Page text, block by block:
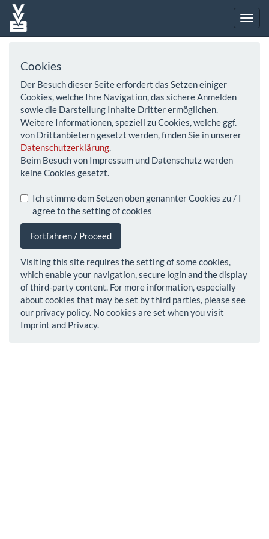
Cookies
Der Besuch dieser Seite erfordert das Setzen einiger
Cookies, welche Ihre Navigation, das sichere Anmelden
sowie die Darstellung Inhalte Dritter ermöglichen.
Weitere Informationen, speziell zu Cookies, welche ggf.
von Drittanbietern gesetzt werden, finden Sie in unserer
Datenschutzerklärung.
Beim Besuch von Impressum und Datenschutz werden
keine Cookies gesetzt.
Ich stimme dem Setzen oben genannter Cookies zu / I
agree to the setting of cookies
Fortfahren / Proceed
Visiting this site requires the setting of some cookies,
which enable your navigation, secure login and the display
of third-party content. For more information, especially
about cookies that may be set by third parties, please see
our privacy policy. No cookies are set when you visit
Imprint and Privacy.